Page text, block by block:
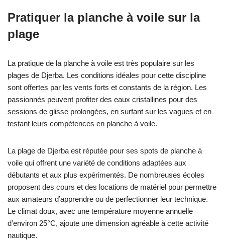
Pratiquer la planche à voile sur la
plage
La pratique de la planche à voile est très populaire sur les
plages de Djerba. Les conditions idéales pour cette discipline
sont offertes par les vents forts et constants de la région. Les
passionnés peuvent profiter des eaux cristallines pour des
sessions de glisse prolongées, en surfant sur les vagues et en
testant leurs compétences en planche à voile.
La plage de Djerba est réputée pour ses spots de planche à
voile qui offrent une variété de conditions adaptées aux
débutants et aux plus expérimentés. De nombreuses écoles
proposent des cours et des locations de matériel pour permettre
aux amateurs d’apprendre ou de perfectionner leur technique.
Le climat doux, avec une température moyenne annuelle
d’environ 25°C, ajoute une dimension agréable à cette activité
nautique.